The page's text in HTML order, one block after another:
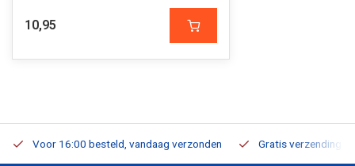
10,95
Voor 16:00 besteld, vandaag verzonden Gratis verzending